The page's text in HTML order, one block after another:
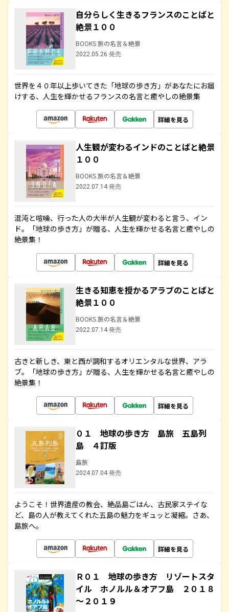
自分らしく生きるフランスのことばと
絶景１００
BOOKS 旅の名言＆絶景
2022.05.26 発売
世界を４０年以上歩いてきた「地球の歩き方」があなたにお届
けする、人生を輝かせるフランスの名言と癒やしの絶景集
詳細を見る
人生観が変わるインドのことばと絶景
１００
BOOKS 旅の名言＆絶景
2022.07.14 発売
混沌と喧噪、行った人の大半が人生観が変わると言う、イン
ド。「地球の歩き方」が贈る、人生を輝かせる名言と癒やしの
絶景集！
詳細を見る
生きる知恵を授かるアラブのことばと
絶景１００
BOOKS 旅の名言＆絶景
2022.07.14 発売
古きと新しき、東と西が調和するオリエンタルな世界、アラ
ブ。「地球の歩き方」が贈る、人生を輝かせる名言と癒やしの
絶景集！
詳細を見る
０１ 地球の歩き方 島旅 五島列
島 ４訂版
島旅
2024.07.04 発売
ようこそ！世界遺産の教会、絶品島ごはん、古民家ステイな
ど、島の人が教えてくれた五島の魅力をギュッと凝縮。さあ、
島旅へ。
詳細を見る
Ｒ０１ 地球の歩き方 リゾートスタ
イル ホノルル＆オアフ島 ２０１８
～２０１９